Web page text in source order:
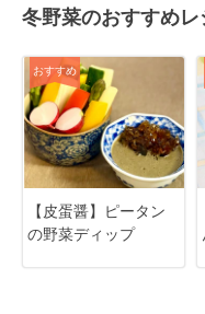
冬野菜のおすすめレ
おすすめ
【皮蛋醤】ピータン
の野菜ディップ